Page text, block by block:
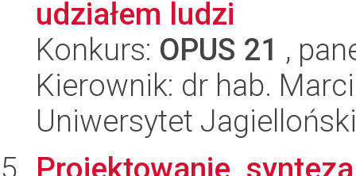
udziałem ludzi
Konkurs: OPUS 21 ,
Kierownik: dr hab.
Uniwersytet
Projektowanie,